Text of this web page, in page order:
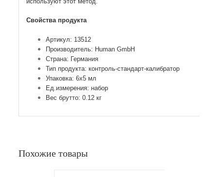
Свойства продукта
Артикул: 13512
Производитель: Human GmbH
Страна: Германия
Тип продукта: контроль-стандарт-калибратор
Упаковка: 6х5 мл
Ед.измерения: набор
Вес брутто: 0.12 кг
Похожие товары